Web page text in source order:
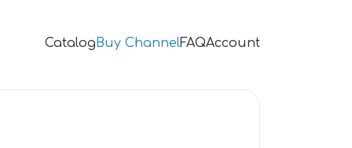
Catalog Buy ChannelFAQAccount